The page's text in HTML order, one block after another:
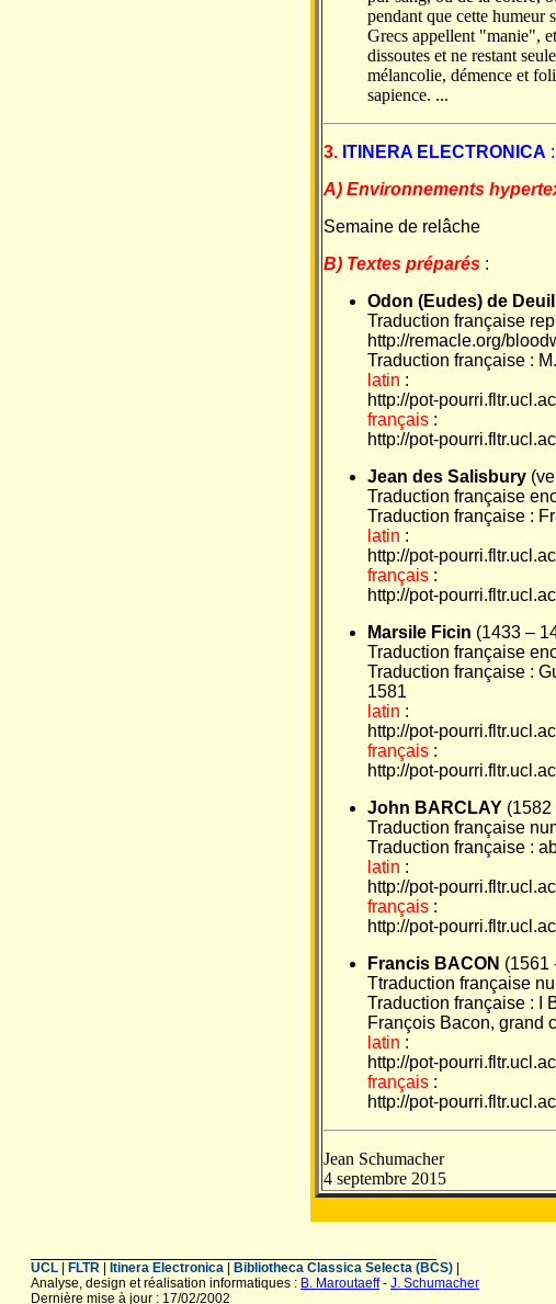
pendant que cette humeur
Grecs appellent "manie",
dissoutes et ne restant
mélancolie, démence et
sapience. ...
3. ITINERA ELECTRONICA
A) Environnements
Semaine de relâche
B) Textes préparés :
Odon (Eudes) de Deuil
Traduction française
http://remacle.org/
Traduction française :
latin :
http://pot-
français :
http://pot-
Jean des Salisbury
Traduction française
Traduction française :
latin :
http://pot-
français :
http://pot-
Marsile Ficin (1433 –
Traduction française
Traduction française :
1581
latin :
http://pot-
français :
http://pot-
John BARCLAY (1582
Traduction française
Traduction française :
latin :
http://pot-
français :
http://pot-
Francis BACON (1561
Ttraduction française
Traduction française : I
François Bacon, grand
latin :
http://pot-
français :
http://pot-
Jean Schumacher
4 septembre 2015
UCL FLTR Itinera Electronica Bibliotheca Classica Selecta (BCS)
Analyse, design et réalisation informatiques : B. Maroutaeff- J. Schumacher
Dernière mise à jour : 17/02/2002